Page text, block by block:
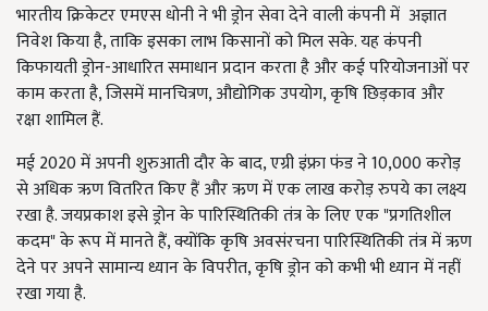
भारतीय क्रिकेटर एमएस धोनी ने भी ड्रोन सेवा देने वाली कंपनी में अज्ञात
निवेश किया है, ताकि इसका लाभ किसानों को मिल सके. यह कंपनी
किफायती ड्रोन-आधारित समाधान प्रदान करता है और कई परियोजनाओं पर
काम करता है, जिसमें मानचित्रण, औद्योगिक उपयोग, कृषि छिड़काव और
रक्षा शामिल हैं.
मई 2020 में अपनी शुरुआती दौर के बाद, एग्री इंफ्रा फंड ने 10,000 करोड़
से अधिक ऋण वितरित किए हैं और ऋण में एक लाख करोड़ रुपये का लक्ष्य
रखा है. जयप्रकाश इसे ड्रोन के पारिस्थितिकी तंत्र के लिए एक "प्रगतिशील
कदम" के रूप में मानते हैं, क्योंकि कृषि अवसंरचना पारिस्थितिकी तंत्र में ऋण
देने पर अपने सामान्य ध्यान के विपरीत, कृषि ड्रोन को कभी भी ध्यान में नहीं
रखा गया है.